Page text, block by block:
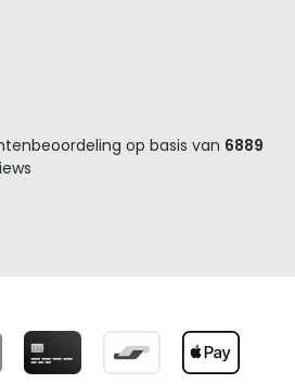
op basis van 6889